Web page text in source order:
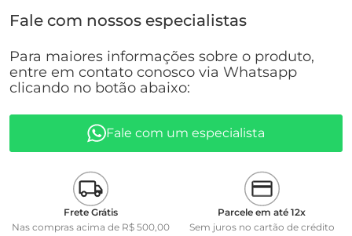
ACOMPANHA: REATIVO 1, REATIVO 2 E CARTÃO DE
PART NUMBER 250486
MARCA MERCK
DISTRIBUIDOR WTW
Fale com nossos especialistas
Para maiores informações sobre o produto,
entre em contato conosco via Whatsapp
clicando no botão abaixo:
Fale com um especialista
Frete Grátis
Nas compras acima de R$ 500,00
Parcele em até 12x
Sem juros no cartão de crédito